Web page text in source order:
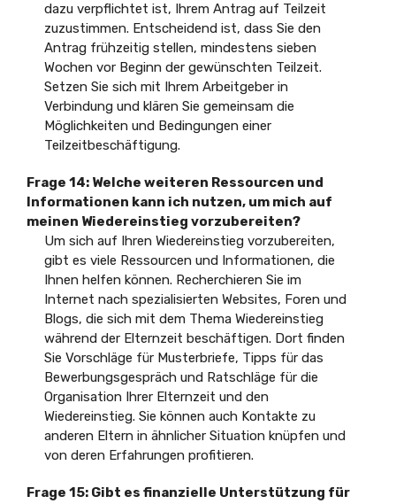
dazu verpflichtet ist, Ihrem Antrag auf Teilzeit
zuzustimmen. Entscheidend ist, dass Sie den
Antrag frühzeitig stellen, mindestens sieben
Wochen vor Beginn der gewünschten Teilzeit.
Setzen Sie sich mit Ihrem Arbeitgeber in
Verbindung und klären Sie gemeinsam die
Möglichkeiten und Bedingungen einer
Teilzeitbeschäftigung.
Frage 14: Welche weiteren Ressourcen und
Informationen kann ich nutzen, um mich auf
meinen Wiedereinstieg vorzubereiten?
Um sich auf Ihren Wiedereinstieg vorzubereiten,
gibt es viele Ressourcen und Informationen, die
Ihnen helfen können. Recherchieren Sie im
Internet nach spezialisierten Websites, Foren und
Blogs, die sich mit dem Thema Wiedereinstieg
während der Elternzeit beschäftigen. Dort finden
Sie Vorschläge für Musterbriefe, Tipps für das
Bewerbungsgespräch und Ratschläge für die
Organisation Ihrer Elternzeit und den
Wiedereinstieg. Sie können auch Kontakte zu
anderen Eltern in ähnlicher Situation knüpfen und
von deren Erfahrungen profitieren.
Frage 15: Gibt es finanzielle Unterstützung für